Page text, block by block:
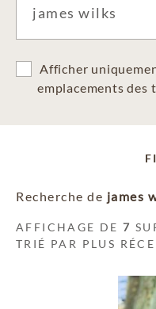
Afficher
emplacements des
Recherche de james
AFFICHAGE DE7
TRIÉ PAR PLUS